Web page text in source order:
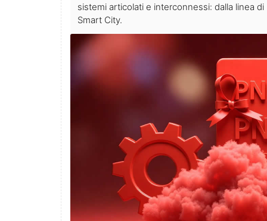
sistemi articolati e interconnessi: dalla linea
Smart City.